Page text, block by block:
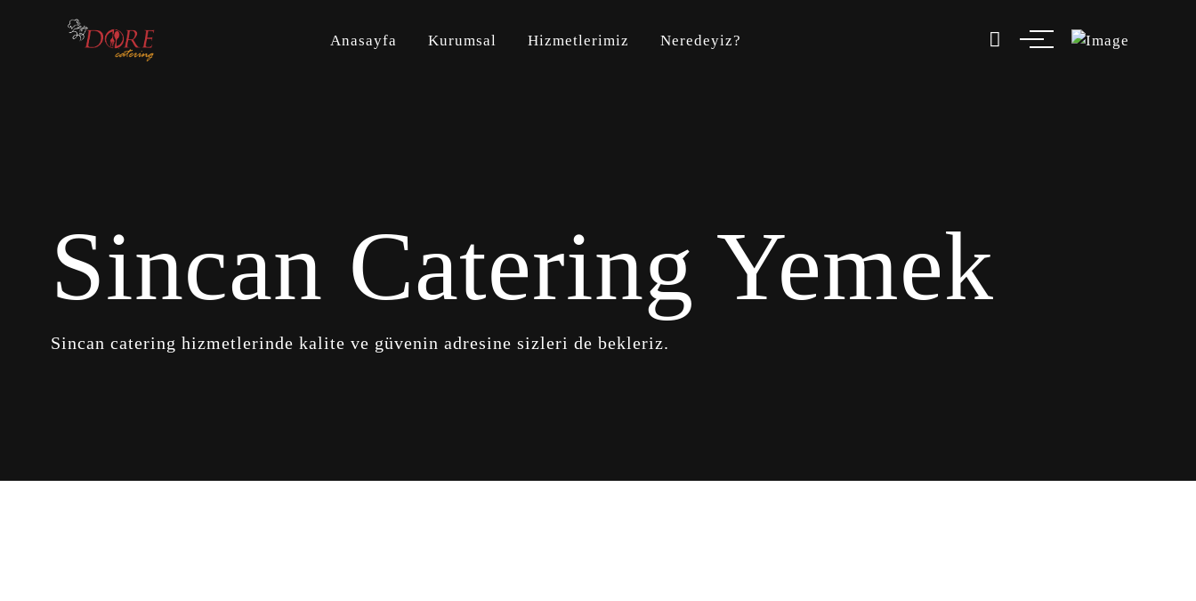
Anasayfa Kurumsal Hizmetlerimiz Neredeyiz?
Sincan Catering Yemek
Sincan catering hizmetlerinde kalite ve güvenin adresine sizleri de bekleriz.